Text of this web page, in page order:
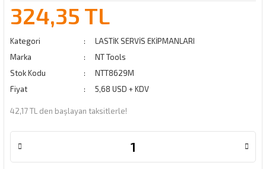
324,35 TL
Kategori
LASTİK SERVİS EKİPMANLARI
Marka
NT Tools
Stok Kodu
NTT8629M
Fiyat
5,68 USD + KDV
42,17 TL den başlayan taksitlerle!